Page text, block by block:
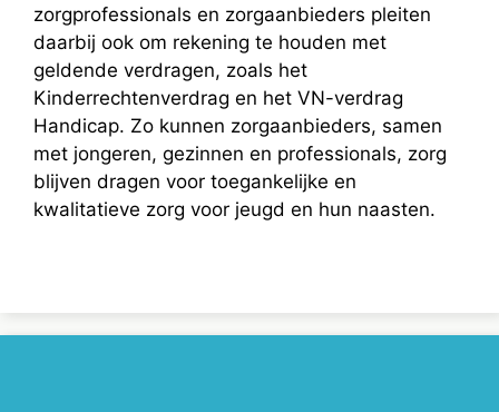
zorgprofessionals en zorgaanbieders pleiten
daarbij ook om rekening te houden met
geldende verdragen, zoals het
Kinderrechtenverdrag en het VN-verdrag
Handicap. Zo kunnen zorgaanbieders, samen
met jongeren, gezinnen en professionals, zorg
blijven dragen voor toegankelijke en
kwalitatieve zorg voor jeugd en hun naasten.